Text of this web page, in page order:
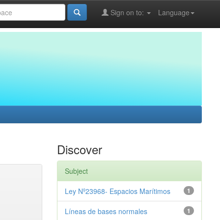
Language
Sign on to:
Discover
Subject
1
Ley Nº23968- Espacios Marítimos
1
Líneas de bases normales